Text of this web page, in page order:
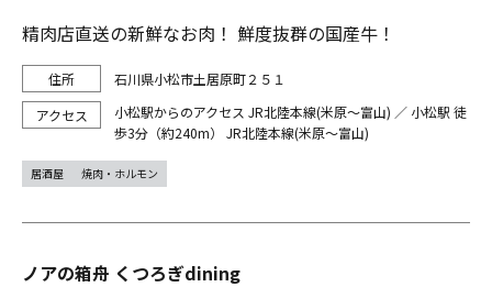
精肉店直送の新鮮なお肉！ 鮮度抜群の国産牛！
石川県小松市土居原町２５１
小松駅からのアクセス JR北陸本線(米原～富山) ／ 小松駅 徒
歩3分（約240m） JR北陸本線(米原～富山)
居酒屋 焼肉・ホルモン
ノアの箱舟 くつろぎdining